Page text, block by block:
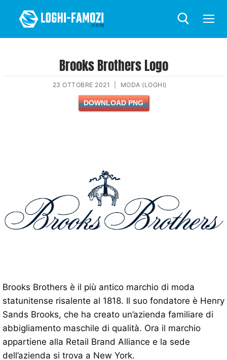
Brooks Brothers Logo
23 OTTOBRE 2021 MODA (LOGHI)
DOWNLOAD PNG
Brooks Brothers è il più antico marchio di moda
statunitense risalente al 1818. Il suo fondatore è Henry
Sands Brooks, che ha creato un’azienda familiare di
abbigliamento maschile di qualità. Ora il marchio
appartiene alla Retail Brand Alliance e la sede
dell’azienda si trova a New York.